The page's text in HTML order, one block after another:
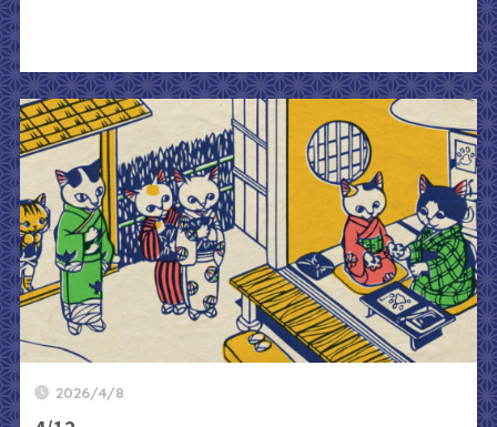
2026/4/8